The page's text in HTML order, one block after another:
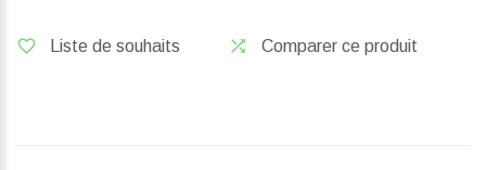
Liste de souhaits Comparer ce produit